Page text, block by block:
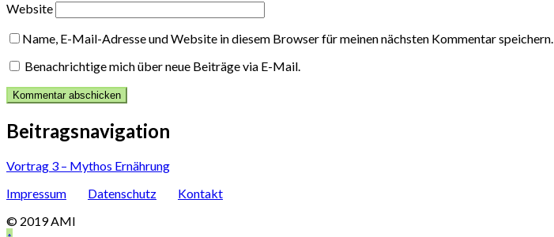
Website
Name, E-Mail-Adresse und Website in diesem Browser für meinen nächsten Kommentar speichern.
Benachrichtige mich über neue Beiträge via E-Mail.
Beitragsnavigation
Vortrag 3 – Mythos Ernährung
Impressum
Datenschutz
Kontakt
© 2019 AMI